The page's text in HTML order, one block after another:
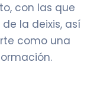
con las que
la deixis, así
como una